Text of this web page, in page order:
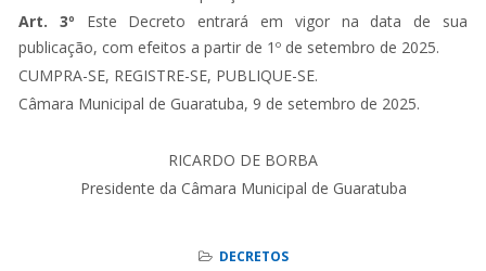
Art. 3º Este Decreto entrará em vigor na data de sua
publicação, com efeitos a partir de 1º de setembro de 2025.
CUMPRA-SE, REGISTRE-SE, PUBLIQUE-SE.
Câmara Municipal de Guaratuba, 9 de setembro de 2025.
RICARDO DE BORBA
Presidente da Câmara Municipal de Guaratuba
DECRETOS